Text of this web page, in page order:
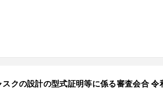
スクの設計の型式証明等に係る審査会合